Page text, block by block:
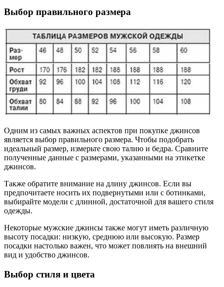
Выбор правильного размера
Одним из самых важных аспектов при покупке джинсов
является выбор правильного размера. Чтобы подобрать
идеальный размер, измерьте свою талию и бедра. Сравните
полученные данные с размерами, указанными на этикетке
джинсов.
Также обратите внимание на длину джинсов. Если вы
предпочитаете носить их подвернутыми или с ботинками,
выбирайте модели с длинной, достаточной для вашего стиля
одежды.
Некоторые мужские джинсы также могут иметь различную
высоту посадки: низкую, среднюю или высокую. Размер
посадки настолько важен, что может повлиять на внешний
вид и удобство джинсов.
Выбор стиля и цвета